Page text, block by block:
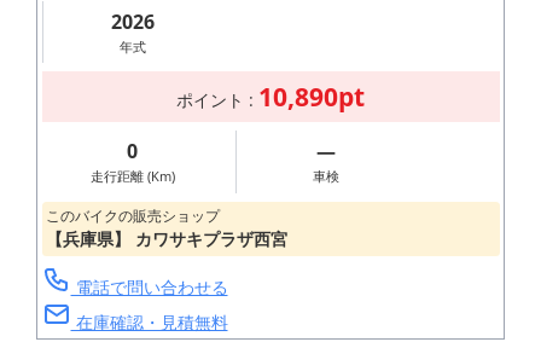
英国発祥『現存
する世界最古の
オートバイブラ
ンド:ロイヤルエ
ンフィールド』
親しみやすい走
行性能と飽きの
来ないリアルク
ラシックデザイ
2026
年式
ポイント : 10,890pt
0
走行距離 (Km)
―
車検
このバイクの販売ショップ
【兵庫県】 カワサキプラザ西宮
電話で問い合わせる
在庫確認・見積無料